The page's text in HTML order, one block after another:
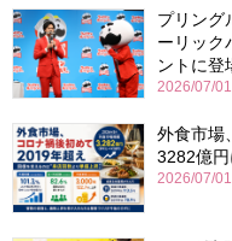
プリング
ーリッ
ントに登
2026/07/
外食市場
3282億円
2026/07/